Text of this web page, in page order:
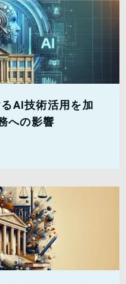
AI技術活用を加
への影響